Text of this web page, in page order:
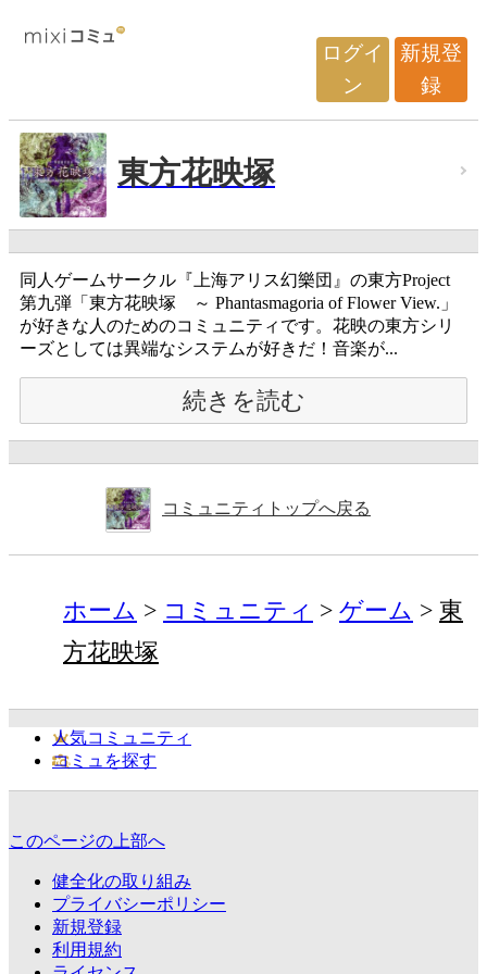
ログイ
ン
新規登
録
東方花映塚
同人ゲームサークル『上海アリス幻樂団』の東方Project
第九弾「東方花映塚 ～ Phantasmagoria of Flower View.」
が好きな人のためのコミュニティです。花映の東方シリ
ーズとしては異端なシステムが好きだ！音楽が...
続きを読む
コミュニティトップへ戻る
ホーム コミュニティ ゲーム
東
方花映塚
人気コミュニティ
コミュを探す
このページの上部へ
健全化の取り組み
プライバシーポリシー
新規登録
利用規約